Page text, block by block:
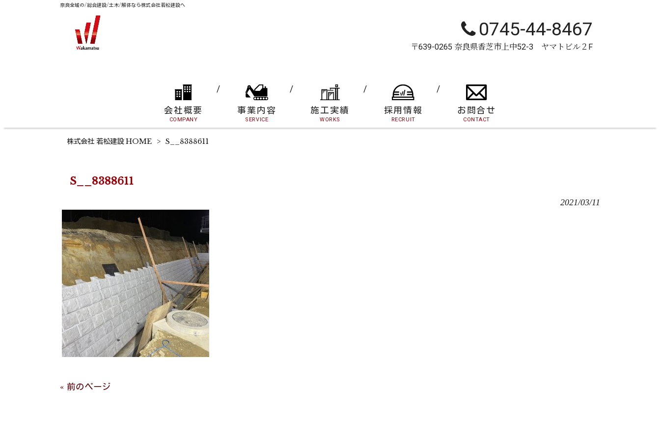
奈良全域の/総合建設/土木/解体なら株式会社若松建設へ
0745-44-8467
〒639-0265 奈良県香芝市上中52-3 ヤマトビル２F
会社概要
COMPANY
事業内容
SERVICE
施工実績
WORKS
採用情報
RECRUIT
お問合せ
CONTACT
株式会社 若松建設 HOME > S__8388611
S__8388611
2021/03/11
« 前のページ